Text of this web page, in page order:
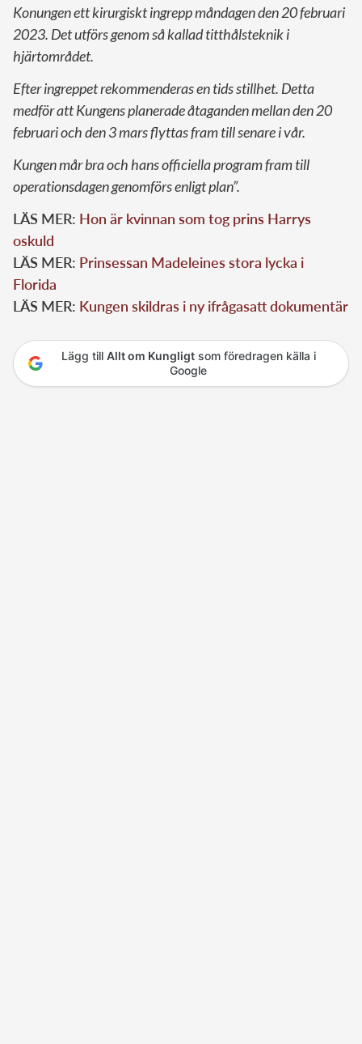
Konungen ett kirurgiskt ingrepp måndagen den 20 februari
2023. Det utförs genom så kallad titthålsteknik i
hjärtområdet.
Efter ingreppet rekommenderas en tids stillhet. Detta
medför att Kungens planerade åtaganden mellan den 20
februari och den 3 mars flyttas fram till senare i vår.
Kungen mår bra och hans officiella program fram till
operationsdagen genomförs enligt plan”.
LÄS MER: Hon är kvinnan som tog prins Harrys
oskuld
LÄS MER: Prinsessan Madeleines stora lycka i
Florida
LÄS MER: Kungen skildras i ny ifrågasatt dokumentär
Lägg till Allt om Kungligtsom föredragen källa i
Google